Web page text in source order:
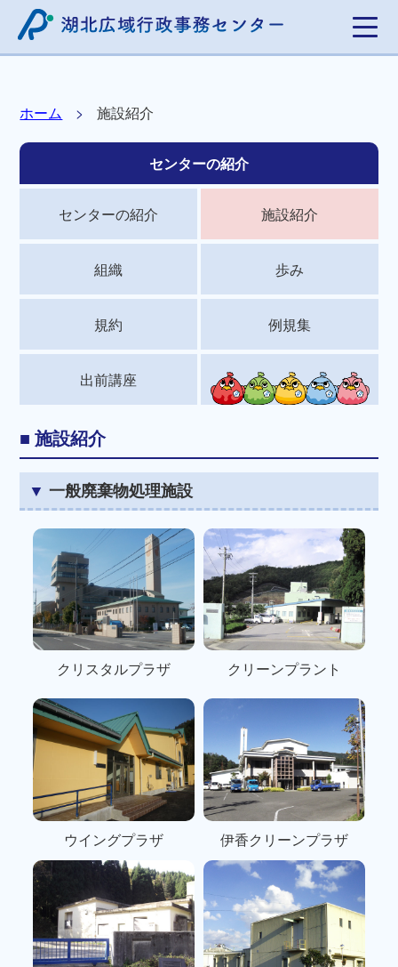
ホーム 施設紹介
センターの紹介
センターの紹介 施設紹介
組織 歩み
規約 例規集
出前講座
施設紹介
一般廃棄物処理施設
クリスタルプラザ クリーンプラント
ウイングプラザ 伊香クリーンプラザ